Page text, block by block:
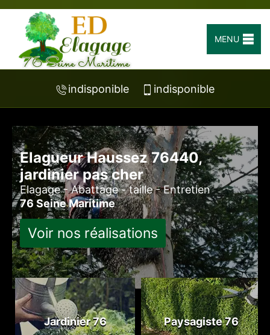
MENU
indisponible indisponible
Elagueur Haussez 76440,
jardinier pas cher
Elagage - Abattage - taille - Entretien
76 Seine Maritime
Voir nos réalisations
Jardinier 76 Paysagiste 76